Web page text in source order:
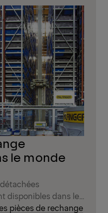
le monde
disponibles dans le
de livraison
pièces de rechange